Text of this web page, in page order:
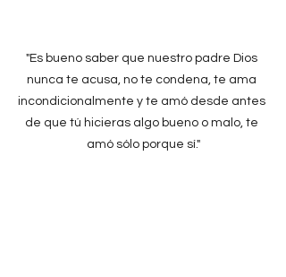
"Es bueno saber que nuestro padre Dios
nunca te acusa, no te condena, te ama
incondicionalmente y te amó desde antes
de que tú hicieras algo bueno o malo, te
amó sólo porque sí."